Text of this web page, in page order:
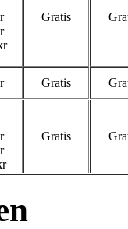
Gratis
Gratis
Gratis